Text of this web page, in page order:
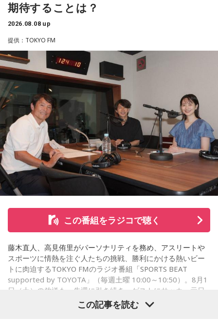
「聴くもの全てが恋に落ちる BlueOcean LA LA LA オールリ
クエスト」開催！ リクエストが採用された方全員に3000円
のクオカードをプレゼント。
この番組をラジコで聴く
J-WAVE『AVALON』22時～23時30分
kenken代表率いる我流の会には、プライベートでもめっちゃ
仲良し、俳優の山田孝之さんが登場。同居経験もあり、互い
の過去を知り尽くした二人の赤裸々暴露トークは必聴です
この番組をラジコで聴く
ラジオ日本『加藤裕介の横浜ポップJ』12時～14時
によく頑張ったな」と思えるこれまでの出来事を、“自分への
表彰状”という形で来場者から募集・紹介。自身の記憶を改め
て言葉にすることで、人生をじっくりと見つめ直す時間とな
りました。
続く「人生の最後に流したい私のエンディング曲」のコーナ
ーでは、来場者が選んだ“人生の最後に流したい一曲”にまつわ
る思い出を紹介。音楽を通してこれまでの人生を振り返りな
がら、これからの“自分らしい生き方”を考える時間を共有しま
した。田村は、人生の最後に流したい曲について、「お葬式
で流す曲は決めている。しかも自分の声で流したいと思っ
て、毎日ギターの弾き語りを書斎で練習して、音源として残
しているんです。娘たちにも聴こえているはずだから、お葬
式のときに『パパが弾いてた曲だ』と思ってもらえたら」と
思いを語りました。
コーナー後には、来場者から田村への質疑応答も実施。最後
には、田村がイベントを振り返り、「リスナーの皆さんのエ
ンディング曲の話とかを聞いているだけでも、僕はポジティ
ブになれた。確かに死はすごく悲しいことではあるんだけ
うやって向き合うかということを考える一つのきっかけにな
期待することは？
2026.08.08 up
提供：TOKYO FM
この番組をラジコで聴く
藤木直人、高見侑里がパーソナリティを務め、アスリートや
スポーツに情熱を注ぐ人たちの挑戦、勝利にかける熱いビー
トに肉迫するTOKYO FMのラジオ番組「SPORTS BEAT
supported by TOYOTA」（毎週土曜 10:00～10:50）。8月1
日（土）の放送も、先週に引き続き、ゲストにサッカー元日
本代表の福田正博さんが登場！ 当記事では、「FIFAワールド
カップ26（以下、W杯）」でブラジルに対する発言が波紋を
この記事を読む